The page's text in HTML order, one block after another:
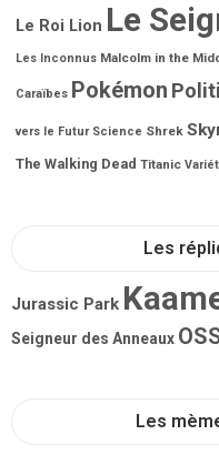
Le Roi Lion Le
Les Inconnus Malcolm in the
Caraïbes Pokémon
vers le Futur Science Shrek
The Walking Dead Titanic
Les
Jurassic Park
Seigneur des Anneaux
Les